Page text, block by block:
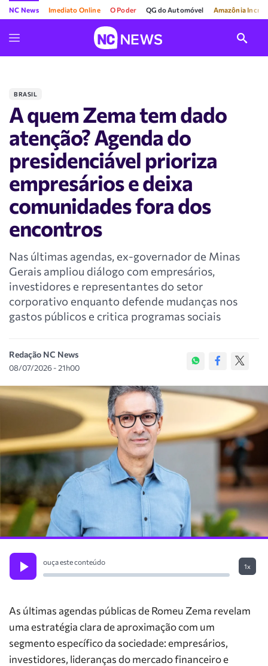
NC News Imediato Online O Poder QG do Automóvel Amazônia
BRASIL
A quem Zema tem dado
atenção? Agenda do
presidenciável prioriza
empresários e deixa
comunidades fora dos
encontros
Nas últimas agendas, ex-governador de Minas
Gerais ampliou diálogo com empresários,
investidores e representantes do setor
corporativo enquanto defende mudanças nos
gastos públicos e critica programas sociais
Redação NC News
08/07/2026 - 21h00
ouça este conteúdo
1x
As últimas agendas públicas de Romeu Zema revelam
uma estratégia clara de aproximação com um
segmento específico da sociedade: empresários,
investidores, lideranças do mercado financeiro e